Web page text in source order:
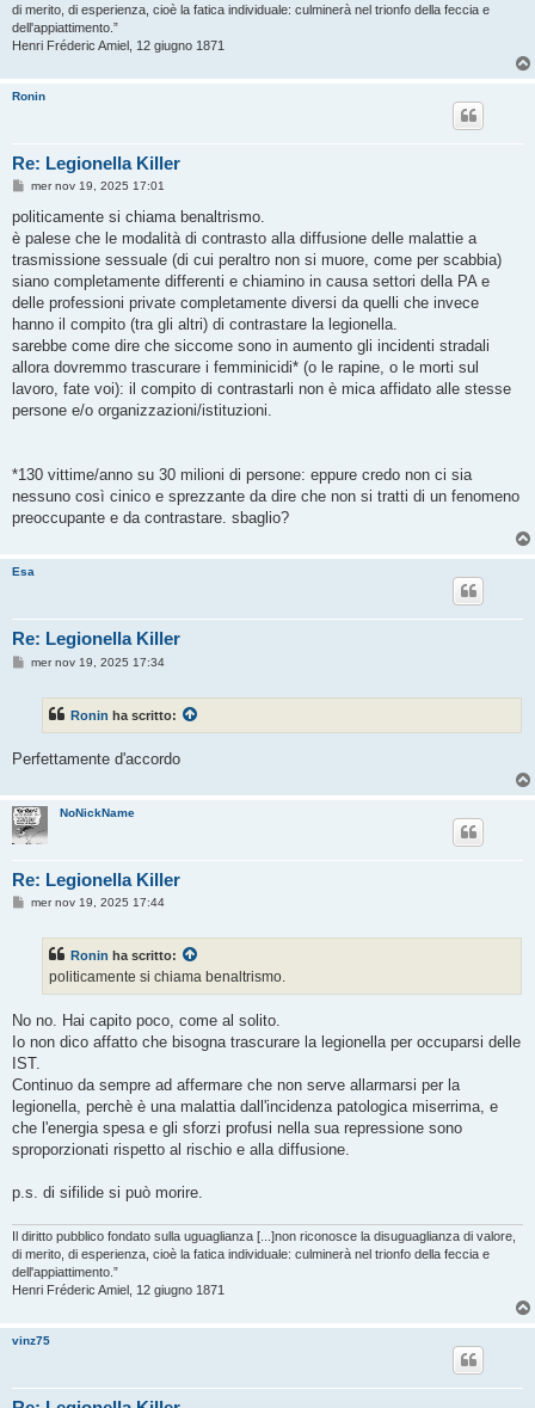
di merito, di esperienza, cioè la fatica individuale: culminerà nel trionfo della feccia e
dell'appiattimento.”
Henri Fréderic Amiel, 12 giugno 1871
Ronin
Re: Legionella Killer
M
s
a
g
i
o
mer nov 19, 2025 17:01
politicamente si chiama benaltrismo.
è palese che le modalità di contrasto alla diffusione delle malattie a
trasmissione sessuale (di cui peraltro non si muore, come per scabbia)
siano completamente differenti e chiamino in causa settori della PA e
delle professioni private completamente diversi da quelli che invece
hanno il compito (tra gli altri) di contrastare la legionella.
sarebbe come dire che siccome sono in aumento gli incidenti stradali
allora dovremmo trascurare i femminicidi* (o le rapine, o le morti sul
lavoro, fate voi): il compito di contrastarli non è mica affidato alle stesse
persone e/o organizzazioni/istituzioni.
*130 vittime/anno su 30 milioni di persone: eppure credo non ci sia
nessuno così cinico e sprezzante da dire che non si tratti di un fenomeno
preoccupante e da contrastare. sbaglio?
Esa
Re: Legionella Killer
M
i
mer nov 19, 2025 17:34
Ronin ha scritto:
Perfettamente d'accordo
NoNickName
Re: Legionella Killer
M
o
mer nov 19, 2025 17:44
Ronin ha scritto:
politicamente si chiama benaltrismo.
No no. Hai capito poco, come al solito.
Io non dico affatto che bisogna trascurare la legionella per occuparsi delle
IST.
Continuo da sempre ad affermare che non serve allarmarsi per la
legionella, perchè è una malattia dall'incidenza patologica miserrima, e
che l'energia spesa e gli sforzi profusi nella sua repressione sono
sproporzionati rispetto al rischio e alla diffusione.
p.s. di sifilide si può morire.
Il diritto pubblico fondato sulla uguaglianza [...]non riconosce la disuguaglianza di valore,
di merito, di esperienza, cioè la fatica individuale: culminerà nel trionfo della feccia e
dell'appiattimento.”
Henri Fréderic Amiel, 12 giugno 1871
vinz75